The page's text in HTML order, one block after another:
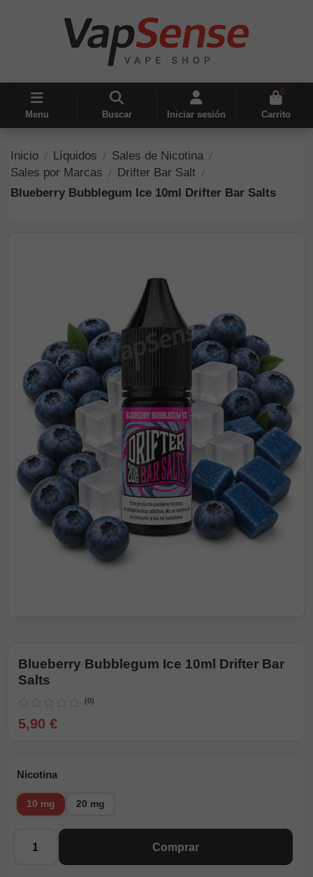
Menu Buscar Iniciar sesión
0
Carrito
Inicio Líquidos
Sales de Nicotina
Sales por Marcas
Drifter Bar Salt
Blueberry Bubblegum Ice 10ml Drifter Bar Salts
Blueberry Bubblegum Ice 10ml Drifter Bar
Salts
(0)
5,90 €
Nicotina
10 mg 20 mg
Comprar